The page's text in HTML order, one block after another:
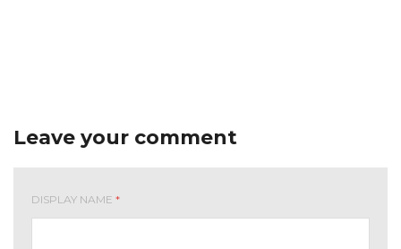
Leave your comment
DISPLAY NAME *